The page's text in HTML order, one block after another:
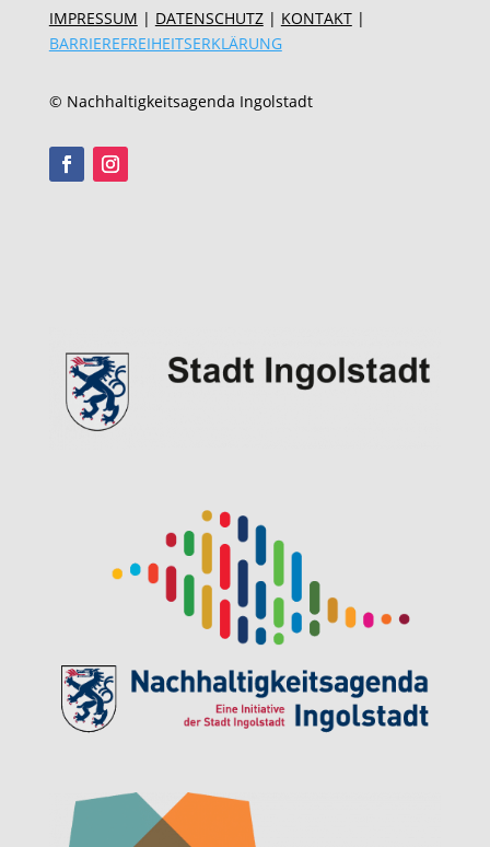
IMPRESSUM | DATENSCHUTZ| KONTAKT |
BARRIEREFREIHEITSERKLÄRUNG
© Nachhaltigkeitsagenda Ingolstadt